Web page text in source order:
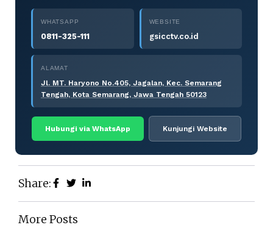
WHATSAPP
0811-325-111
WEBSITE
gsicctv.co.id
ALAMAT
Jl. MT. Haryono No.405, Jagalan, Kec. Semarang
Tengah, Kota Semarang, Jawa Tengah 50123
Hubungi via WhatsApp Kunjungi Website
Share:
More Posts